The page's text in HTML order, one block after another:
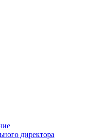
директора